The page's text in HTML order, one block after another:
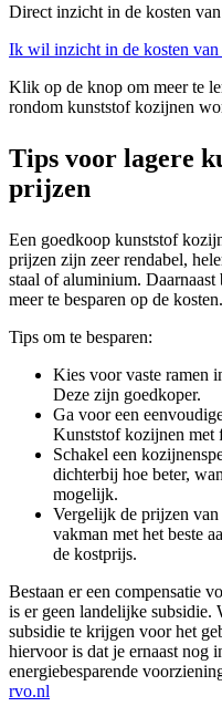
Direct inzicht in de kosten
Ik wil inzicht in de kosten
Klik op de knop om meer te
rondom kunststof kozijnen
Tips voor lagere
prijzen
Een goedkoop kunststof
prijzen zijn zeer rendabel,
staal of aluminium. Daarnaast
meer te besparen op de kosten.
Tips om te besparen:
Kies voor vaste ramen
Deze zijn goedkoper.
Ga voor een
Kunststof kozijnen met
Schakel een
dichterbij hoe beter,
mogelijk.
Vergelijk de prijzen van
vakman met het beste
de kostprijs.
Bestaan er een compensatie
is er geen landelijke subsidie.
subsidie te krijgen voor het
hiervoor is dat je ernaast nog
energiebesparende
rvo.nl